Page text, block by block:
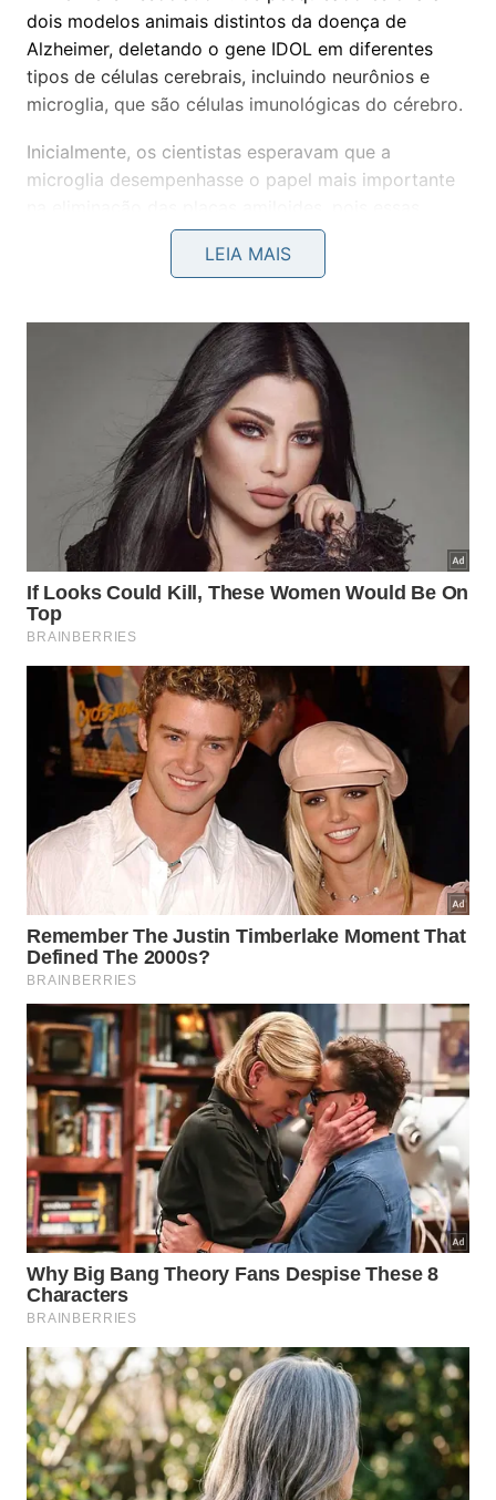
dois modelos animais distintos da doença de
Alzheimer, deletando o gene IDOL em diferentes
tipos de células cerebrais, incluindo neurônios e
microglia, que são células imunológicas do cérebro.
Inicialmente, os cientistas esperavam que a
microglia desempenhasse o papel mais importante
células imunológicas ajudam a remover material
nocivo do cérebro e são as principais produtoras de
Em vez disso, os efeitos mais impressionantes
surgiram quando o IDOL foi removido dos
neurônios.
Hande Karahan, PhD, professora assistente de
pesquisa em genética médica e molecular, afirmou
que a deleção do gene IDOL em neurônios não
apenas reduziu os níveis de placas ateroscleróticas,
mas também os níveis de apolipoproteína E (APOE),
uma proteína fortemente associada à doença de
Alzheimer. Uma forma dessa proteína, a APOE4, é
considerada o maior fator de risco genético para o
importante para a regulação do metabolismo
lipídico no cérebro.
Benefícios potenciais além da
remoção da placa bacteriana
LEIA MAIS